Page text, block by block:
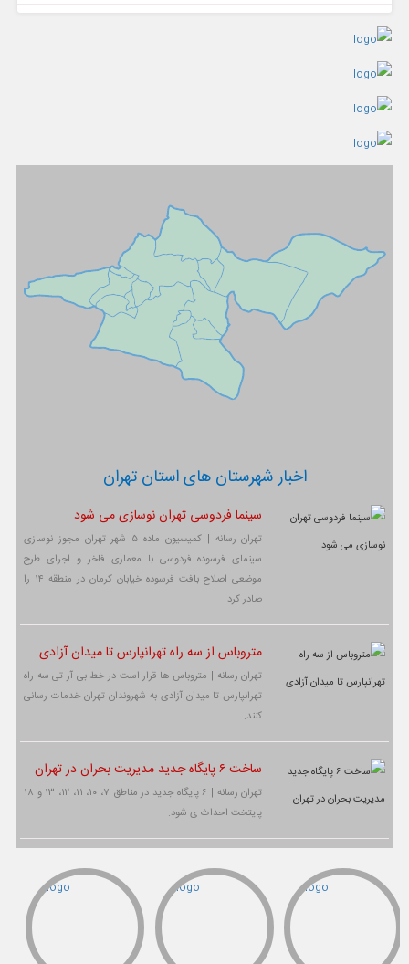
اخبار شهرستان های استان تهران
سینما فردوسی تهران نوسازی می شود
تهران رسانه | کمیسیون ماده ۵ شهر تهران مجوز نوسازی
سینمای فرسوده فردوسی با معماری فاخر و اجرای طرح
موضعی اصلاح بافت فرسوده خیابان کرمان در منطقه ۱۴ را
صادر کرد.
متروباس از سه راه تهرانپارس تا میدان آزادی
تهران رسانه | متروباس ها قرار است در خط بی آر تی سه راه
تهرانپارس تا میدان آزادی به شهروندان تهران خدمات رسانی
کنند.
ساخت ۶ پایگاه جدید مدیریت بحران در تهران
تهران رسانه | ۶ پایگاه جدید در مناطق ۷، ۱۰، ۱۱، ۱۲، ۱۳ و ۱۸
پایتخت احداث ی شود.